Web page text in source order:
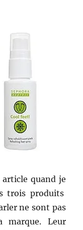
article quand je
trois produits
ne sont pas
marque. Leur